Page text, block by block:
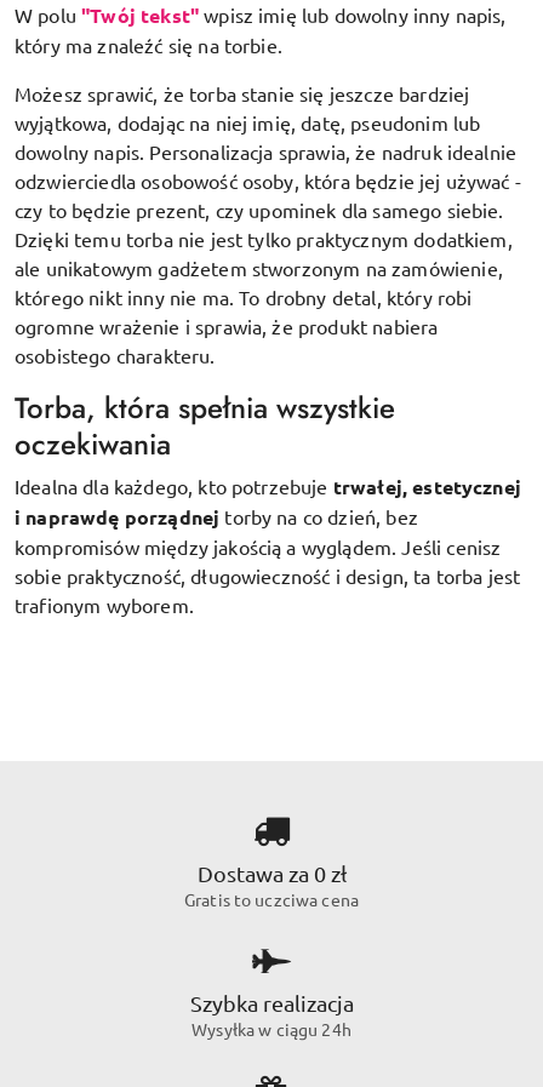
W polu"Twój tekst" wpisz imię lub dowolny inny napis,
który ma znaleźć się na torbie.
Możesz sprawić, że torba stanie się jeszcze bardziej
wyjątkowa, dodając na niej imię, datę, pseudonim lub
dowolny napis. Personalizacja sprawia, że nadruk idealnie
odzwierciedla osobowość osoby, która będzie jej używać -
czy to będzie prezent, czy upominek dla samego siebie.
Dzięki temu torba nie jest tylko praktycznym dodatkiem,
ale unikatowym gadżetem stworzonym na zamówienie,
którego nikt inny nie ma. To drobny detal, który robi
ogromne wrażenie i sprawia, że produkt nabiera
osobistego charakteru.
Torba, która spełnia wszystkie
oczekiwania
Idealna dla każdego, kto potrzebuje trwałej, estetycznej
i naprawdę porządnej torby na co dzień, bez
kompromisów między jakością a wyglądem. Jeśli cenisz
sobie praktyczność, długowieczność i design, ta torba jest
trafionym wyborem.
Dostawa za 0 zł
Gratis to uczciwa cena
Szybka realizacja
Wysyłka w ciągu 24h